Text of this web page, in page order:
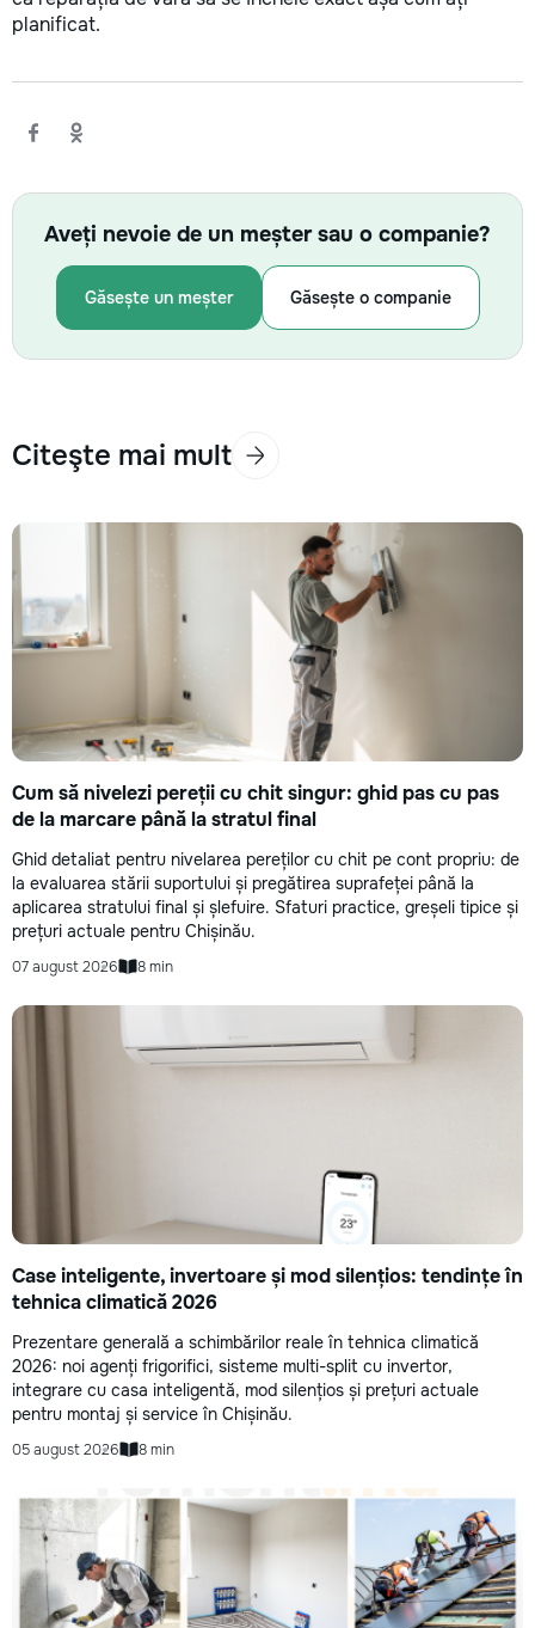
planificat.
Aveți nevoie de un meșter sau o companie?
Găsește un meșter Găsește o companie
Citeşte mai mult
Cum să nivelezi pereții cu chit singur: ghid pas cu pas
de la marcare până la stratul final
Ghid detaliat pentru nivelarea pereților cu chit pe cont propriu: de
la evaluarea stării suportului și pregătirea suprafeței până la
aplicarea stratului final și șlefuire. Sfaturi practice, greșeli tipice și
prețuri actuale pentru Chișinău.
07 august 2026 8 min
Case inteligente, invertoare și mod silențios: tendințe în
tehnica climatică 2026
Prezentare generală a schimbărilor reale în tehnica climatică
2026: noi agenți frigorifici, sisteme multi-split cu invertor,
integrare cu casa inteligentă, mod silențios și prețuri actuale
pentru montaj și service în Chișinău.
05 august 2026 8 min